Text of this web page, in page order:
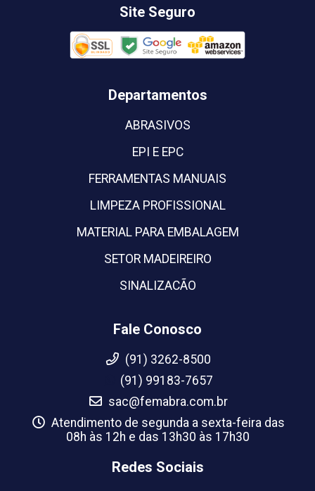
Site Seguro
Departamentos
ABRASIVOS
EPI E EPC
FERRAMENTAS MANUAIS
LIMPEZA PROFISSIONAL
MATERIAL PARA EMBALAGEM
SETOR MADEIREIRO
SINALIZACÃO
Fale Conosco
(91) 3262-8500
(91) 99183-7657
sac@femabra.com.br
Atendimento de segunda a sexta-feira das
08h às 12h e das 13h30 às 17h30
Redes Sociais